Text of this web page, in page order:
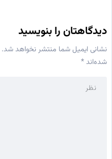
دیدگاهتان را بنویسید
نشانی ایمیل شما منتشر نخواهد شد.
شده‌اند*